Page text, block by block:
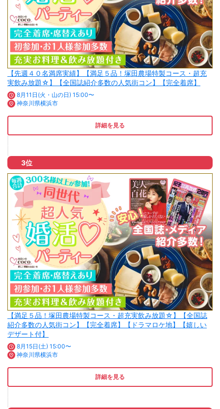
【先週４０名満席実績】【満足５品！塚田農場特製コース・超充
実飲み放題☆】【全国誌紹介多数の人気街コン】【完全着席】
8月11日(火・山の日) 15:00〜
神奈川県横浜市
詳細を見る
3位
【満足５品！塚田農場特製コース・超充実飲み放題☆】【全国誌
紹介多数の人気街コン】【完全着席】【ドラマロケ地】【嬉しい
デザート付】
8月15日(土) 15:00〜
神奈川県横浜市
詳細を見る